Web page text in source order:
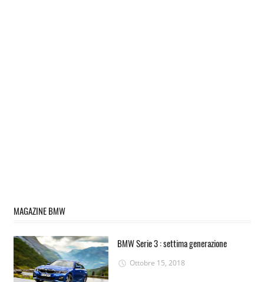
MAGAZINE BMW
BMW Serie 3 : settima generazione
Ottobre 15, 2018